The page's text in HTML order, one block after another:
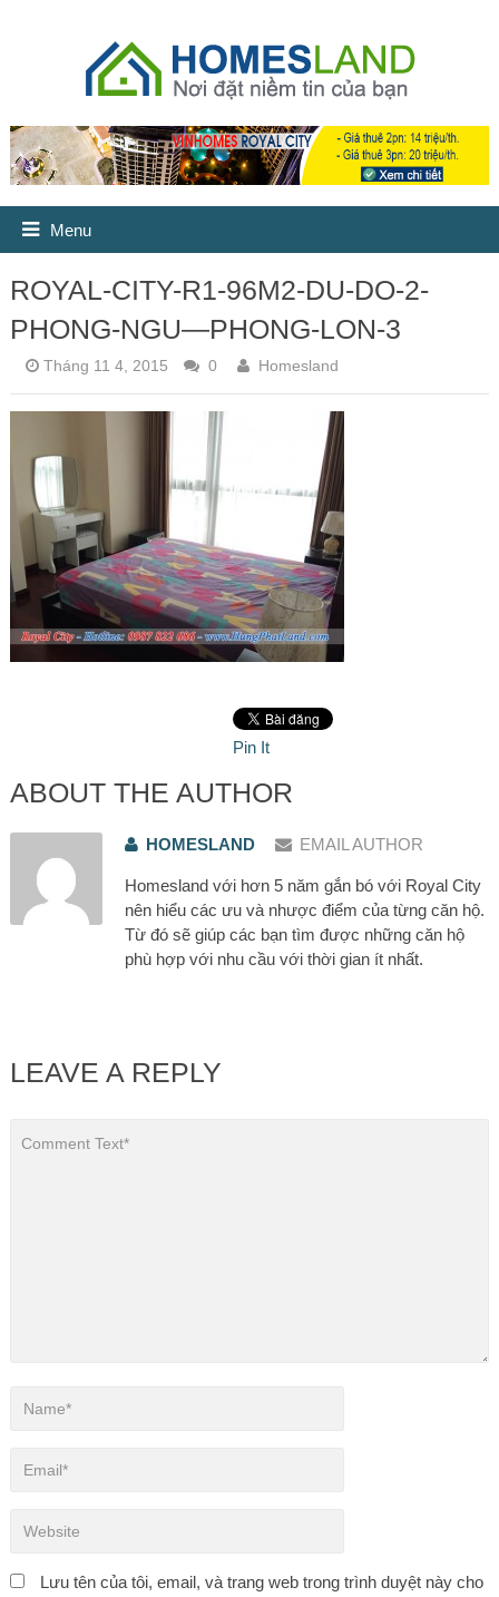
Menu
ROYAL-CITY-R1-96M2-DU-DO-2-
PHONG-NGU—PHONG-LON-3
Tháng 11 4, 2015 0 Homesland
Pin It
ABOUT THE AUTHOR
HOMESLAND EMAIL AUTHOR
Homesland với hơn 5 năm gắn bó với Royal City
nên hiểu các ưu và nhược điểm của từng căn hộ.
Từ đó sẽ giúp các bạn tìm được những căn hộ
phù hợp với nhu cầu với thời gian ít nhất.
LEAVE A REPLY
Lưu tên của tôi, email, và trang web trong trình duyệt này cho